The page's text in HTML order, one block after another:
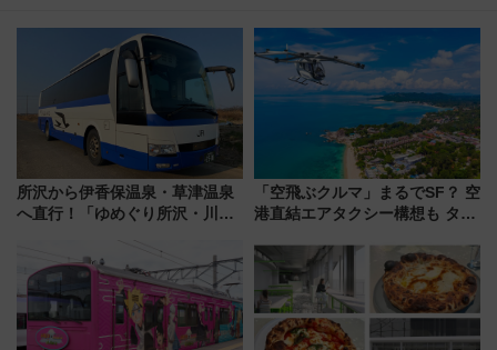
所沢から伊香保温泉・草津温泉
へ直行！「ゆめぐり所沢・川越
軽に 運行ダイヤ・運賃を解説
「空飛ぶクルマ」まるでSF？ 空
港直結エアタクシー構想も タイ